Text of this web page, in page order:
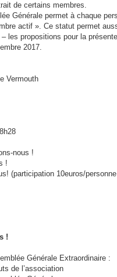
de certains membres.
Générale permet à chaque
actif ». Ce statut permet
les propositions pour la
2017.
Vermouth
nous !
!
(participation 10euros/
!
Générale Extraordinaire :
de l’association